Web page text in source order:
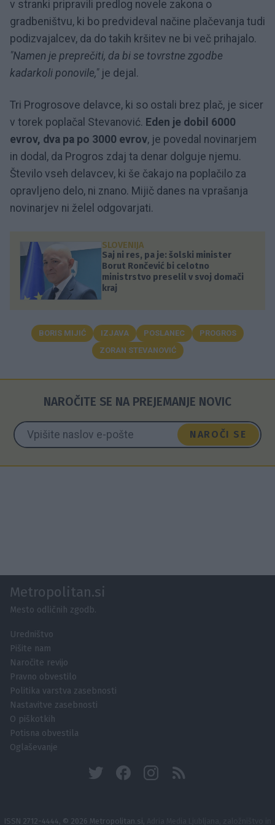
v stranki pripravili predlog novele zakona o
gradbeništvu, ki bo predvideval načine plačevanja tudi
podizvajalcev, da do takih kršitev ne bi več prihajalo.
"Namen je preprečiti, da bi se tovrstne zgodbe
kadarkoli ponovile,"je dejal.
Tri Progrosove delavce, ki so ostali brez plač, je sicer
v torek poplačal Stevanović. Eden je dobil 6000
evrov, dva pa po 3000 evrov, je povedal novinarjem
in dodal, da Progros zdaj ta denar dolguje njemu.
Število vseh delavcev, ki še čakajo na poplačilo za
opravljeno delo, ni znano. Mijič danes na vprašanja
novinarjev ni želel odgovarjati.
SLOVENIJA
Saj ni res, pa je: šolski minister
Borut Rončević bi celotno
ministrstvo preselil v svoj domači
kraj
BORIS MIJIĆ IZJAVA POSLANEC
PROGROS
ZORAN STEVANOVIĆ
NAROČITE SE NA PREJEMANJE NOVIC
NAROČI SE
Metropolitan.si
Mesto odličnih zgodb.
Uredništvo
Pišite nam
Naročite revijo
Pravno obvestilo
Politika varstva zasebnosti
Nastavitve zasebnosti
O piškotkih
Potisna obvestila
Oglaševanje
ISSN 2712-4444, © 2026 Metropolitan.si,